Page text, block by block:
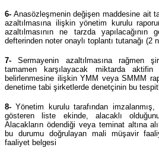
6- Anasözleşmenin değişen maddesine ait
azaltılmasına ilişkin yönetim kurulu
azaltılmasının ne tarzda
defterinden noter onaylı toplantı tutanağı (2
7- Sermayenin azaltılmasına rağmen
tamamen karşılayacak miktarda
belirlenmesine ilişkin YMM veya SMMM
denetime tabi şirketlerde denetçinin bu
8- Yönetim kurulu tarafından imzalanmış,
gösteren liste ekinde, alacaklı
Alacakların ödendiği veya teminat altına
bu durumu doğrulayan mali müşavir
faaliyet belgesi